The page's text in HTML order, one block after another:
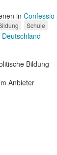
in Confessio
Schule
Bildung
Anbieter